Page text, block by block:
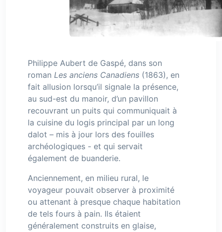
Philippe Aubert de Gaspé, dans son
roman Les anciens Canadiens (1863), en
fait allusion lorsqu’il signale la présence,
au sud-est du manoir, d’un pavillon
recouvrant un puits qui communiquait à
la cuisine du logis principal par un long
dalot – mis à jour lors des fouilles
archéologiques - et qui servait
également de buanderie.
Anciennement, en milieu rural, le
voyageur pouvait observer à proximité
ou attenant à presque chaque habitation
de tels fours à pain. Ils étaient
généralement construits en glaise,